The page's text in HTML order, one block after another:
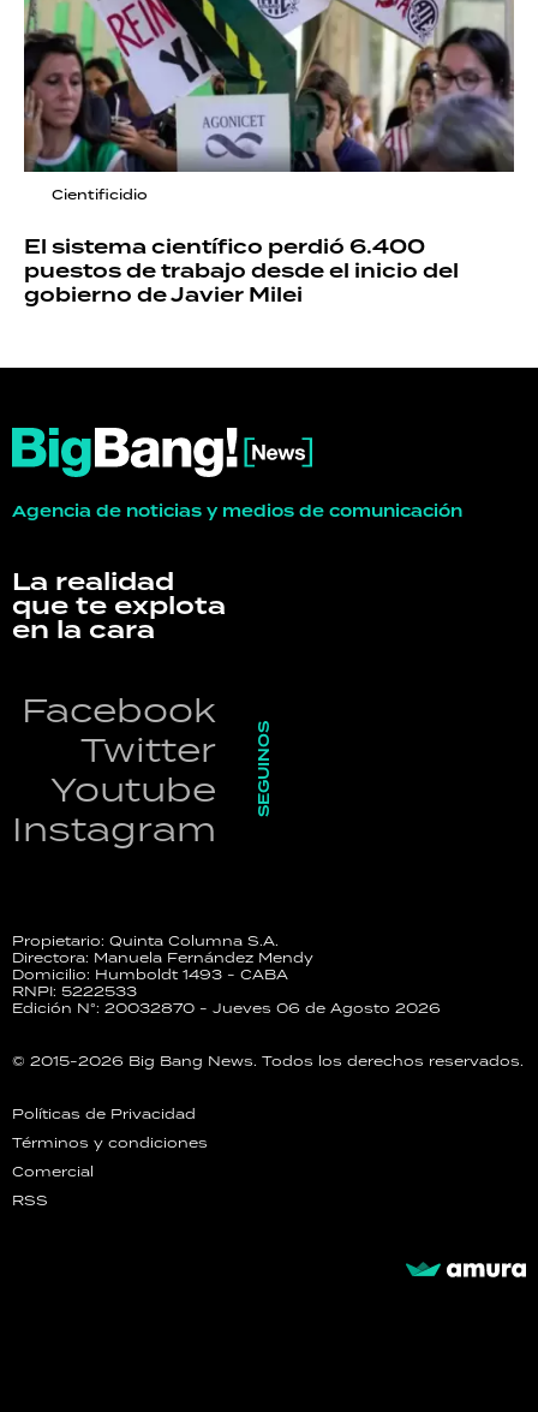
Cientificidio
El sistema científico perdió 6.400
puestos de trabajo desde el inicio del
gobierno de Javier Milei
Agencia de noticias y medios de comunicación
La realidad
que te explota
en la cara
Facebook
Twitter
Youtube
Instagram
SEGUINOS
Propietario: Quinta Columna S.A.
Directora: Manuela Fernández Mendy
Domicilio: Humboldt 1493 - CABA
RNPI: 5222533
Edición N°: 20032870 - Jueves 06 de Agosto 2026
© 2015-2026 Big Bang News. Todos los derechos reservados.
Políticas de Privacidad
Términos y condiciones
Comercial
RSS